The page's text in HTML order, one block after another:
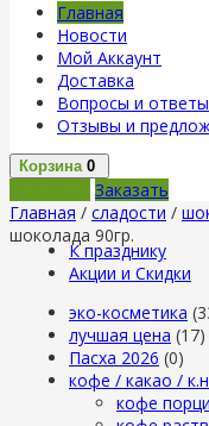
Главная
Новости
Мой Аккаунт
Доставка
Вопросы и ответы
Отзывы и
Корзина 0
Заказать
Главная / сладости /
шоколада 90гр.
К празднику
Акции и Скидки
эко-косметика
лучшая цена (17)
Пасха 2026 (0)
кофе / какао /
кофе